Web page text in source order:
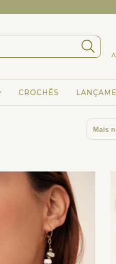
CROCHÊS